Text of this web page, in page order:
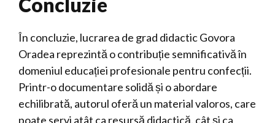
În concluzie, lucrarea de grad didactic Govora
Oradea reprezintă o contribuție semnificativă în
domeniul educației profesionale pentru confecții.
Printr-o documentare solidă și o abordare
echilibrată, autorul oferă un material valoros, care
poate servi atât ca resursă didactică, cât și ca